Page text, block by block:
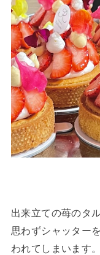
出来立ての苺のタ
思わずシャッター
われてしまいます。